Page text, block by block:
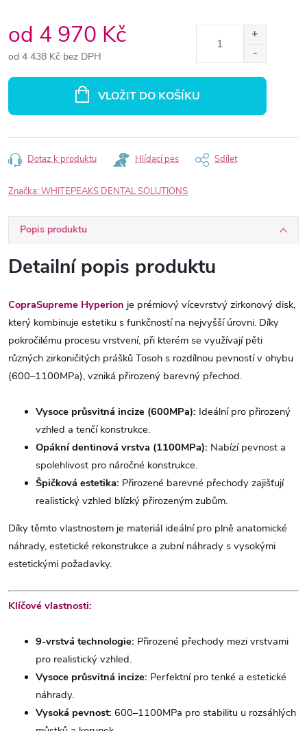
od 4 970 Kč
od 4 438 Kč bez DPH
VLOŽIT DO KOŠÍKU
Dotaz k produktu Hlídací pes Sdílet
Značka: WHITEPEAKS DENTAL SOLUTIONS
Popis produktu
Detailní popis produktu
CopraSupreme Hyperion je prémiový vícevrstvý zirkonový disk,
který kombinuje estetiku s funkčností na nejvyšší úrovni. Díky
pokročilému procesu vrstvení, při kterém se využívají pěti
různých zirkoničitých prášků Tosoh s rozdílnou pevností v ohybu
(600–1100MPa), vzniká přirozený barevný přechod.
Vysoce průsvitná incize (600MPa): Ideální pro přirozený
vzhled a tenčí konstrukce.
Opákní dentinová vrstva (1100MPa): Nabízí pevnost a
spolehlivost pro náročné konstrukce.
Špičková estetika: Přirozené barevné přechody zajišťují
realistický vzhled blízký přirozeným zubům.
Díky těmto vlastnostem je materiál ideální pro plně anatomické
náhrady, estetické rekonstrukce a zubní náhrady s vysokými
estetickými požadavky.
Klíčové vlastnosti:
9-vrstvá technologie: Přirozené přechody mezi vrstvami
pro realistický vzhled.
Vysoce průsvitná incize: Perfektní pro tenké a estetické
náhrady.
Vysoká pevnost: 600–1100MPa pro stabilitu u rozsáhlých